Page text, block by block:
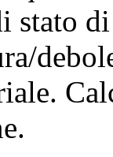
stato